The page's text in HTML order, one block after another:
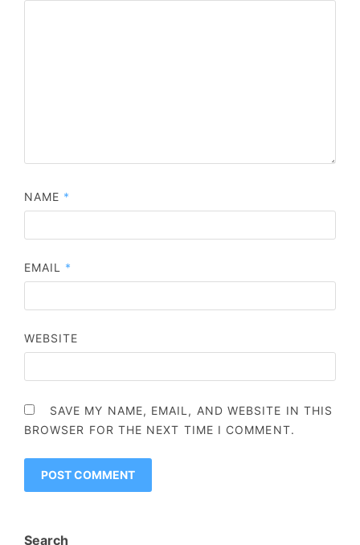
NAME *
EMAIL *
WEBSITE
SAVE MY NAME, EMAIL, AND WEBSITE IN THIS
BROWSER FOR THE NEXT TIME I COMMENT.
Search